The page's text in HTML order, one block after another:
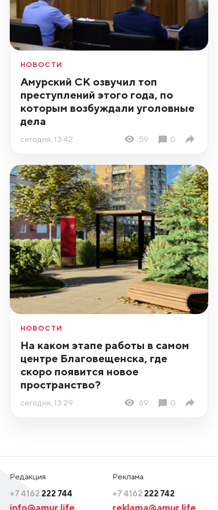
НОВОСТИ
Амурский СК озвучил топ
преступлений этого года, по
которым возбуждали уголовные
дела
сегодня, 13:42 59 0
НОВОСТИ
На каком этапе работы в самом
центре Благовещенска, где
скоро появится новое
пространство?
сегодня, 13:29 69 0
Редакция
+7 4162 222 744
info@amur.life
Реклама
+7 4162 222 742
reklama@amur.life